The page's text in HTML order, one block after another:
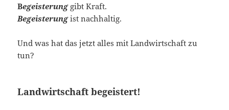
Begeisterunggibt Kraft.
Begeisterungist nachhaltig.
Und was hat das jetzt alles mit Landwirtschaft zu
tun?
Landwirtschaft begeistert!